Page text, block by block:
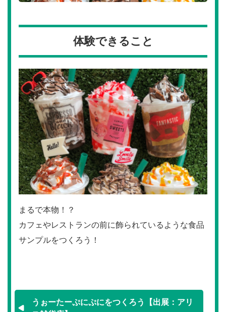
体験できること
まるで本物！？
カフェやレストランの前に飾られているような食品
サンプルをつくろう！
うぉーたーぷにぷにをつくろう【出展：アリ